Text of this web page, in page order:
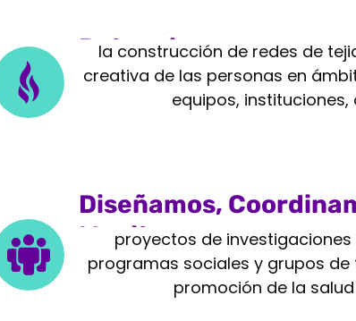
Potenciamos
la construcción de redes de
creativa de las personas en
equipos, instituciones,
Diseñamos,
Monitoreamos
proyectos de
programas sociales y grupos
promoción de la